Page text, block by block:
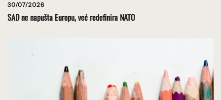
30/07/2026
SAD ne napušta Europu, već redefinira NATO